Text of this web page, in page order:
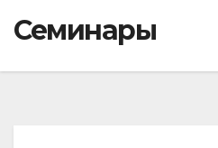
Семинары